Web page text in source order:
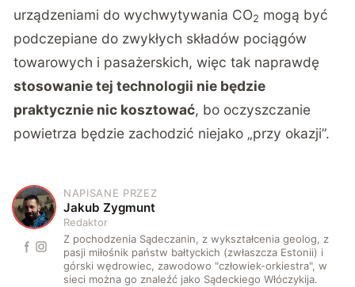
urządzeniami do wychwytywania CO2 mogą być
podczepiane do zwykłych składów pociągów
towarowych i pasażerskich, więc tak naprawdę
stosowanie tej technologii nie będzie
praktycznie nic kosztować, bo oczyszczanie
powietrza będzie zachodzić niejako „przy okazji”.
J
NAPISANE PRZEZ
Jakub Zygmunt
Redaktor
Z pochodzenia Sądeczanin, z wykształcenia geolog, z
pasji miłośnik państw bałtyckich (zwłaszcza Estonii) i
górski wędrowiec, zawodowo "człowiek-orkiestra", w
sieci można go znaleźć jako Sądeckiego Włóczykija.